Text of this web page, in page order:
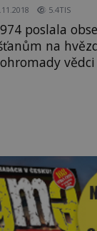
5.4TIS
poslala
na
vědci
a
a lidské rase.